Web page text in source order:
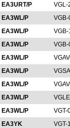
EA3URT/P
VGL-
EA3WL/P
EA3WL/P
EA3WL/P
EA3WL/P
EA3WL/P
EA3WL/P
EA3WL/P
EA3WL/P
VGT-
EA3YK
VGT-